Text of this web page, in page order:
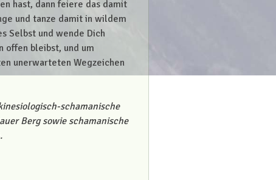
hast, dann feiere das damit
und tanze damit in wildem
Selbst und wende Dich
offen bleibst, und um
unerwarteten Wegzeichen
schamanische
Berg sowie schamanische